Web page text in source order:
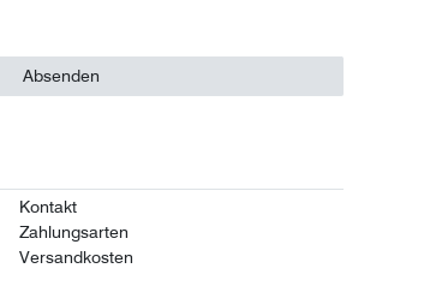
Absenden
Kontakt
Zahlungsarten
Versandkosten